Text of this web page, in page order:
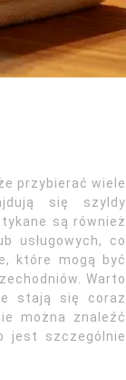
przybierać wiele
się szyldy
są również
usługowych, co
które mogą być
Warto
stają się coraz
można znaleźć
jest szczególnie